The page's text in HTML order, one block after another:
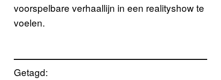
voorspelbare verhaallijn in een realityshow te
voelen.
Getagd: